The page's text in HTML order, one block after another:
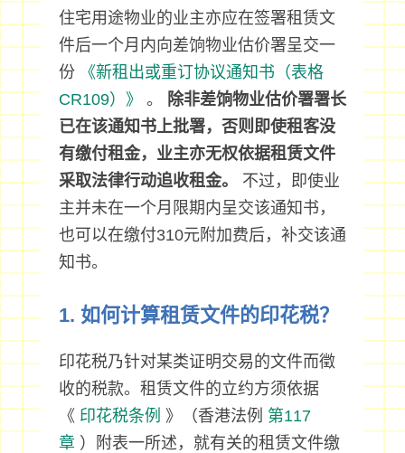
住宅用途物业的业主亦应在签署租赁文
件后一个月内向差饷物业估价署呈交一
份
《新租出或重订协议通知书（表格
CR109）》
。
除非差饷物业估价署署长
已在该通知书上批署，否则即使租客没
有缴付租金，业主亦无权依据租赁文件
采取法律行动追收租金。
不过，即使业
主并未在一个月限期内呈交该通知书，
也可以在缴付310元附加费后，补交该通
知书。
1. 如何计算租赁文件的印花税？
印花税乃针对某类证明交易的文件而徵
收的税款。租赁文件的立约方须依据
《 印花税条例 》（香港法例 第117
章）附表一所述，就有关的租赁文件缴